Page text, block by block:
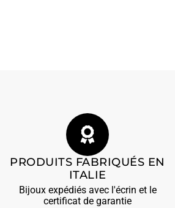
PRODUITS FABRIQUÉS EN
ITALIE
Bijoux expédiés avec l'écrin et le
certificat de garantie